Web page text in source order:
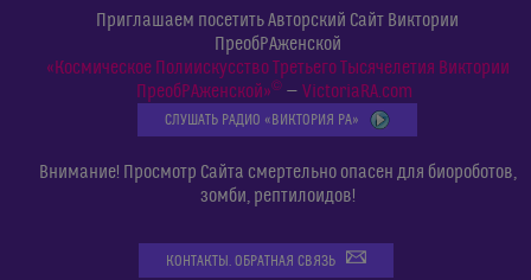
Приглашаем посетить Авторский Сайт Виктории
ПреобРАженской
«Космическое Полиискусство Третьего Тысячелетия Виктории
ПреобРАженской»©— VictoriaRA.com
СЛУШАТЬ РАДИО «ВИКТОРИЯ РА»
Внимание! Просмотр Сайта смертельно опасен для биороботов,
зомби, рептилоидов!
КОНТАКТЫ. ОБРАТНАЯ СВЯЗЬ